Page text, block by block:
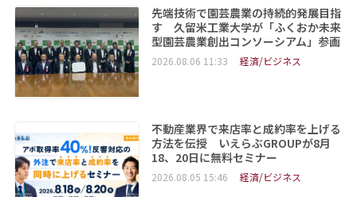
先端技術で園芸農業の持続的発展目指
す 久留米工業大学が「ふくおか未来
型園芸農業創出コンソーシアム」参画
2026.08.06 11:33 経済/ビジネス
不動産業界で来店率と成約率を上げる
方法を伝授 いえらぶGROUPが8月
18、20日に無料セミナー
2026.08.05 15:46 経済/ビジネス